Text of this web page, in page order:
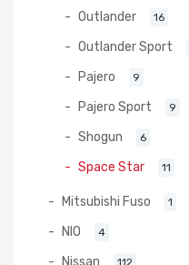
Outlander 16
Outlander Sport
Pajero 9
Pajero Sport 9
Shogun 6
Space Star 11
Mitsubishi Fuso 1
NIO 4
Nissan 112